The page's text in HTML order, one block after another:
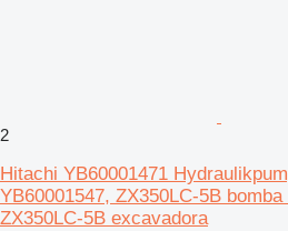
2
Hitachi YB60001471
YB60001547, ZX350LC-5B
ZX350LC-5B excavadora